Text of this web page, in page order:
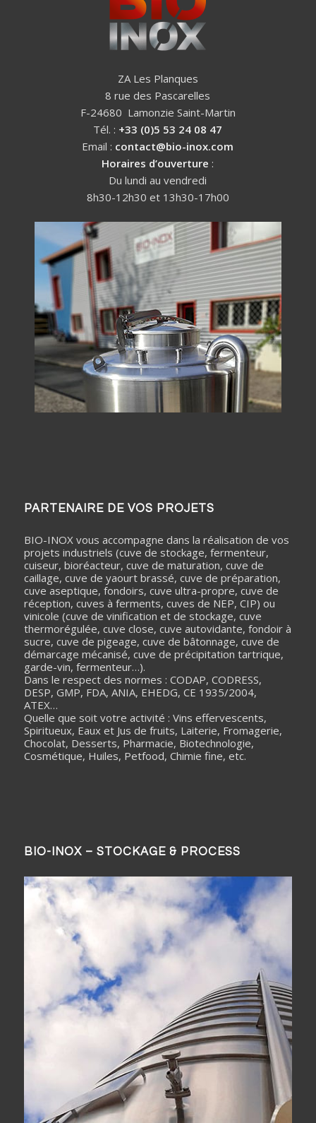
ZA Les Planques
8 rue des Pascarelles
F-24680 Lamonzie Saint-Martin
Tél. : +33 (0)5 53 24 08 47
Email : contact@bio-inox.com
Horaires d’ouverture :
Du lundi au vendredi
8h30-12h30 et 13h30-17h00
PARTENAIRE DE VOS PROJETS
BIO-INOX vous accompagne dans la réalisation de vos
projets industriels (cuve de stockage, fermenteur,
cuiseur, bioréacteur, cuve de maturation, cuve de
caillage, cuve de yaourt brassé, cuve de préparation,
cuve aseptique, fondoirs, cuve ultra-propre, cuve de
réception, cuves à ferments, cuves de NEP, CIP) ou
vinicole (cuve de vinification et de stockage, cuve
thermorégulée, cuve close, cuve autovidante, fondoir à
sucre, cuve de pigeage, cuve de bâtonnage, cuve de
démarcage mécanisé, cuve de précipitation tartrique,
garde-vin, fermenteur…).
Dans le respect des normes : CODAP, CODRESS,
DESP, GMP, FDA, ANIA, EHEDG, CE 1935/2004,
ATEX…
Quelle que soit votre activité : Vins effervescents,
Spiritueux, Eaux et Jus de fruits, Laiterie, Fromagerie,
Chocolat, Desserts, Pharmacie, Biotechnologie,
Cosmétique, Huiles, Petfood, Chimie fine, etc.
BIO-INOX – STOCKAGE & PROCESS